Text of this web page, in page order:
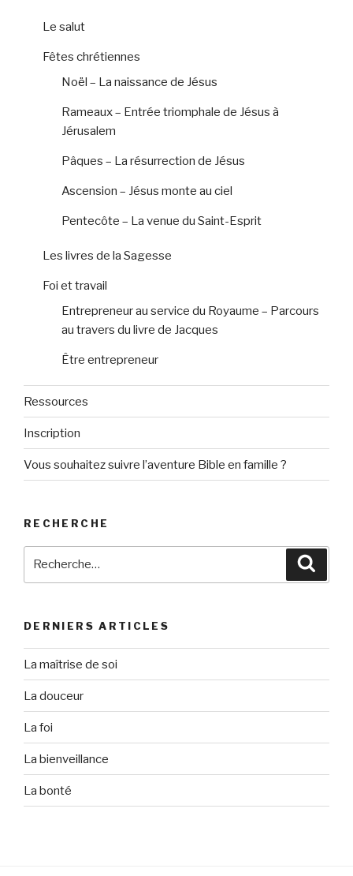
Le salut
Fêtes chrétiennes
Noël – La naissance de Jésus
Rameaux – Entrée triomphale de Jésus à
Jérusalem
Pâques – La résurrection de Jésus
Ascension – Jésus monte au ciel
Pentecôte – La venue du Saint-Esprit
Les livres de la Sagesse
Foi et travail
Entrepreneur au service du Royaume – Parcours
au travers du livre de Jacques
Être entrepreneur
Ressources
Inscription
Vous souhaitez suivre l’aventure Bible en famille ?
RECHERCHE
DERNIERS ARTICLES
La maîtrise de soi
La douceur
La foi
La bienveillance
La bonté